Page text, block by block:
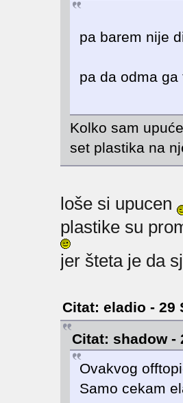
pa barem nije
pa da odma
Kolko sam
set plastika na
loše si upucen
plastike su
jer šteta je da
Citat: eladio - 29
Citat: shadow -
Ovakvog
Samo cekam